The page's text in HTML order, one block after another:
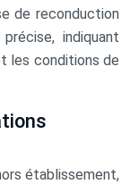
de reconduction
indiquant
les conditions de
établissement,